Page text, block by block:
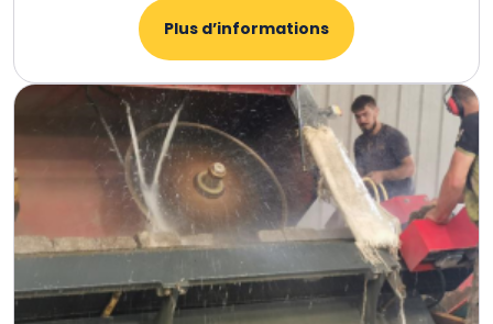
Plus d’informations